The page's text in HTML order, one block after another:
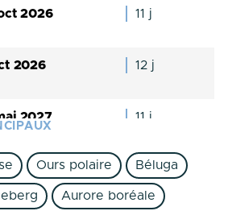
2026
11 j
2026
12 j
2027
11 j
2027
15 j
Ours polaire Béluga
Aurore boréale